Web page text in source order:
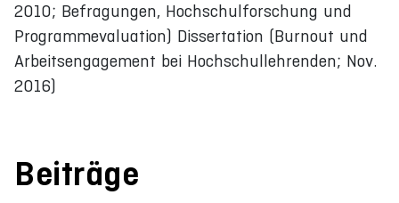
2010; Befragungen, Hochschulforschung und
Programmevaluation) Dissertation (Burnout und
Arbeitsengagement bei Hochschullehrenden; Nov.
2016)
Beiträge